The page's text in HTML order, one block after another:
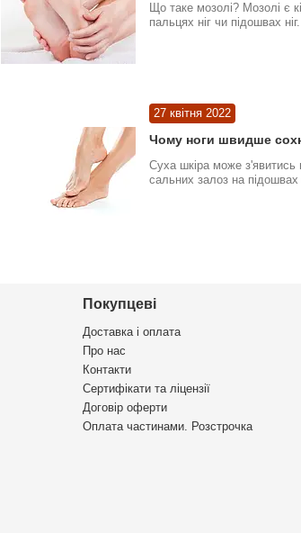
Що таке мозолі? Мозолі є
пальцях ніг чи підошвах ніг.
27 квітня 2022
Чому ноги швидше
Суха шкіра може з'явитись
сальних залоз на підошвах
Покупцеві
Доставка і оплата
Про нас
Контакти
Сертифікати та ліцензії
Договір оферти
Оплата частинами. Розстрочка